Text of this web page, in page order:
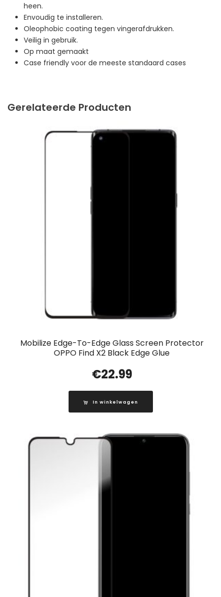
heen.
Envoudig te installeren.
Oleophobic coating tegen vingerafdrukken.
Veilig in gebruik.
Op maat gemaakt
Case friendly voor de meeste standaard cases
Gerelateerde Producten
Mobilize Edge-To-Edge Glass Screen Protector
OPPO Find X2 Black Edge Glue
€22.99
In winkelwagen